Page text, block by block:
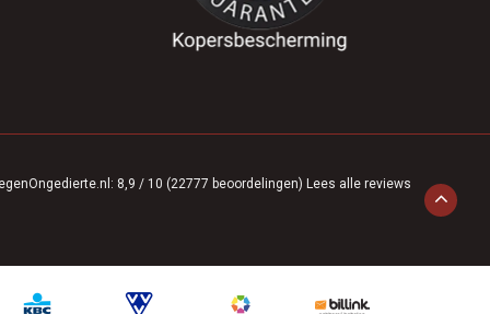
: 8,9 / 10 (22777 beoordelingen) Lees alle reviews